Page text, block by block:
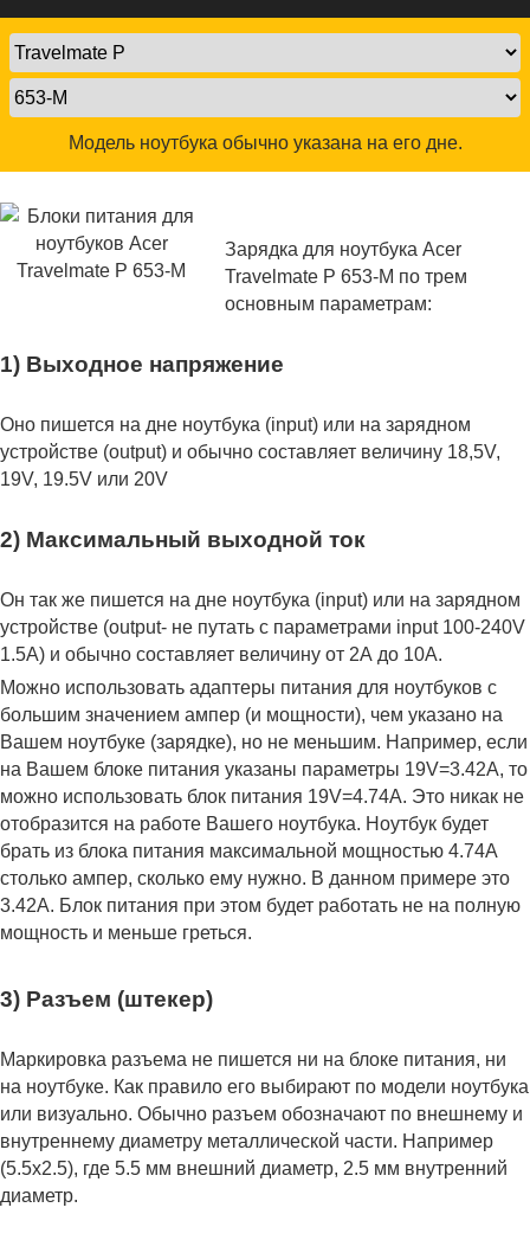
Модель ноутбука обычно указана на его дне.
Зарядка для ноутбука Acer
Travelmate P 653-M по трем
основным параметрам:
1) Выходное напряжение
Оно пишется на дне ноутбука (input) или на зарядном
устройстве (output) и обычно составляет величину 18,5V,
19V, 19.5V или 20V
2) Максимальный выходной ток
Он так же пишется на дне ноутбука (input) или на зарядном
устройстве (output- не путать с параметрами input 100-240V
1.5A) и обычно составляет величину от 2А до 10A.
Можно использовать адаптеры питания для ноутбуков с
большим значением ампер (и мощности), чем указано на
Вашем ноутбуке (зарядке), но не меньшим. Например, если
на Вашем блоке питания указаны параметры 19V=3.42A, то
можно использовать блок питания 19V=4.74A. Это никак не
отобразится на работе Вашего ноутбука. Ноутбук будет
брать из блока питания максимальной мощностью 4.74А
столько ампер, сколько ему нужно. В данном примере это
3.42А. Блок питания при этом будет работать не на полную
мощность и меньше греться.
3) Разъем (штекер)
Маркировка разъема не пишется ни на блоке питания, ни
на ноутбуке. Как правило его выбирают по модели ноутбука
или визуально. Обычно разъем обозначают по внешнему и
внутреннему диаметру металлической части. Например
(5.5x2.5), где 5.5 мм внешний диаметр, 2.5 мм внутренний
диаметр.